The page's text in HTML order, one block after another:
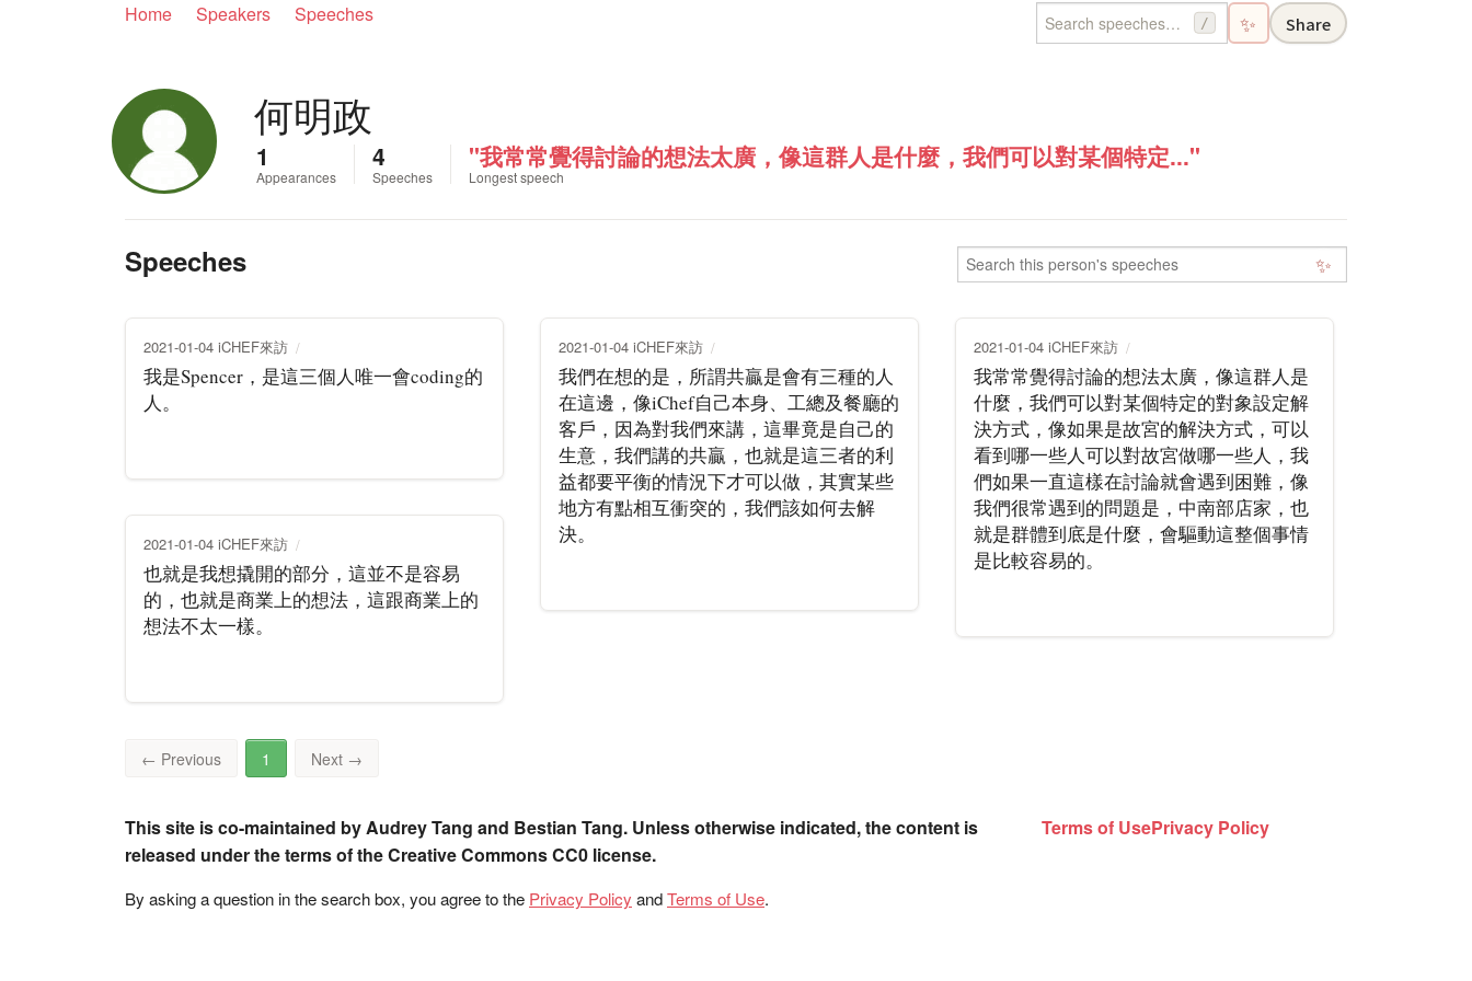
Home Speakers Speeches / ✨ Share
何明政
1
Appearances
4
Speeches
"我常常覺得討論的想法太廣，像這群人是什麼，我們可以對某個特定..."
Longest speech
Speeches ✨
2021-01-04 iCHEF來訪
我是Spencer，是這三個人唯一會coding的
人。
2021-01-04 iCHEF來訪
我們在想的是，所謂共贏是會有三種的人
在這邊，像iChef自己本身、工總及餐廳的
客戶，因為對我們來講，這畢竟是自己的
生意，我們講的共贏，也就是這三者的利
益都要平衡的情況下才可以做，其實某些
地方有點相互衝突的，我們該如何去解
決。
2021-01-04 iCHEF來訪
我常常覺得討論的想法太廣，像這群人是
什麼，我們可以對某個特定的對象設定解
決方式，像如果是故宮的解決方式，可以
看到哪一些人可以對故宮做哪一些人，我
們如果一直這樣在討論就會遇到困難，像
我們很常遇到的問題是，中南部店家，也
就是群體到底是什麼，會驅動這整個事情
是比較容易的。
2021-01-04 iCHEF來訪
也就是我想撬開的部分，這並不是容易
的，也就是商業上的想法，這跟商業上的
想法不太一樣。
← Previous 1 Next →
This site is co-maintained by Audrey Tang and Bestian Tang. Unless otherwise indicated, the content is
released under the terms of the Creative Commons CC0 license.
By asking a question in the search box, you agree to the Privacy Policy andTerms of Use.
Terms of UsePrivacy Policy